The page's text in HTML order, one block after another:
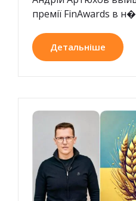
премії FinAwards в
Детальніше